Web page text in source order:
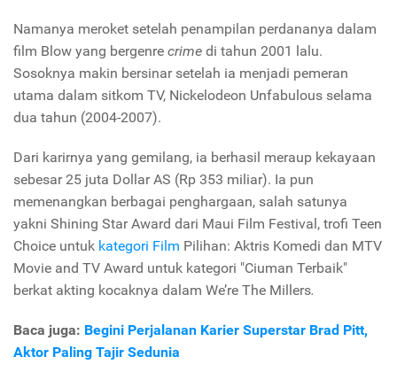
Namanya meroket setelah penampilan perdananya dalam
film Blow yang bergenre crime di tahun 2001 lalu.
Sosoknya makin bersinar setelah ia menjadi pemeran
utama dalam sitkom TV, Nickelodeon Unfabulous selama
dua tahun (2004-2007).
Dari karirnya yang gemilang, ia berhasil meraup kekayaan
sebesar 25 juta Dollar AS (Rp 353 miliar). Ia pun
memenangkan berbagai penghargaan, salah satunya
yakni Shining Star Award dari Maui Film Festival, trofi Teen
Choice untuk kategori Film Pilihan: Aktris Komedi dan MTV
Movie and TV Award untuk kategori "Ciuman Terbaik"
berkat akting kocaknya dalam We’re The Millers.
Baca juga: Begini Perjalanan Karier Superstar Brad Pitt,
Aktor Paling Tajir Sedunia